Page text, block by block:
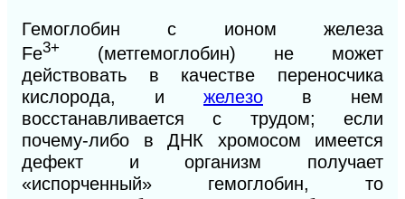
Гемоглобин с ионом железа
Fe3+ (метгемоглобин) не может
действовать в качестве переносчика
кислорода, и железо в нем
восстанавливается с трудом; если
почему-либо в ДНК хромосом имеется
дефект и организм получает
«испорченный» гемоглобин, то